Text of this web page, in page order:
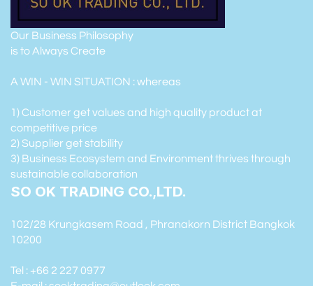
Our Business Philosophy
is to Always Create
A WIN - WIN SITUATION : whereas
1) Customer get values and high quality product at
competitive price
2) Supplier get stability
3) Business Ecosystem and Environment thrives through
sustainable collaboration
SO OK TRADING CO.,LTD.
102/28 Krungkasem Road , Phranakorn District Bangkok
10200
Tel : +66 2 227 0977